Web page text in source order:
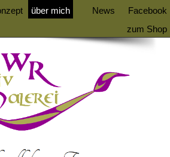
über mich News
Facebook
zum Shop